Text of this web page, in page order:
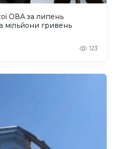
ОВА за липень
мільйони гривень
123